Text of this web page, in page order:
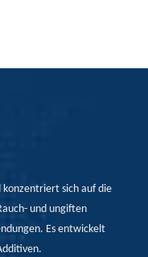
die
zu
die
konzentriert sich auf die
und ungiften
Es entwickelt